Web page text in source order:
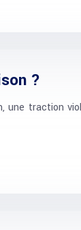
?
une traction